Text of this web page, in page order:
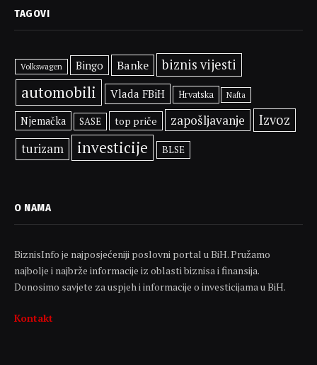
TAGOVI
Volkswagen Bingo Banke biznis vijesti
automobili Vlada FBiH Hrvatska Nafta
Njemačka SASE top priče zapošljavanje Izvoz
turizam investicije BLSE
O NAMA
BiznisInfo je najposjećeniji poslovni portal u BiH. Pružamo
najbolje i najbrže informacije iz oblasti biznisa i finansija.
Donosimo savjete za uspjeh i informacije o investicijama u BiH.
Kontakt